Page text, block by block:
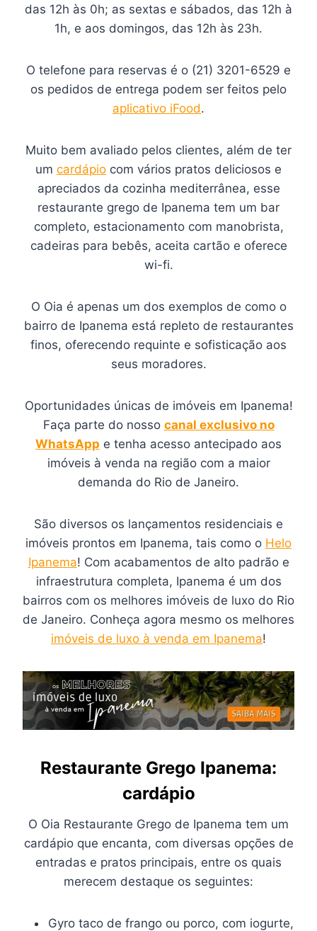
das 12h às 0h; as sextas e sábados, das 12h à
1h, e aos domingos, das 12h às 23h.
O telefone para reservas é o (21) 3201-6529 e
os pedidos de entrega podem ser feitos pelo
aplicativo iFood.
Muito bem avaliado pelos clientes, além de ter
um cardápio com vários pratos deliciosos e
apreciados da cozinha mediterrânea, esse
restaurante grego de Ipanema tem um bar
completo, estacionamento com manobrista,
cadeiras para bebês, aceita cartão e oferece
wi-fi.
O Oia é apenas um dos exemplos de como o
bairro de Ipanema está repleto de restaurantes
finos, oferecendo requinte e sofisticação aos
seus moradores.
Oportunidades únicas de imóveis em Ipanema!
Faça parte do nosso canal exclusivo no
WhatsApp e tenha acesso antecipado aos
imóveis à venda na região com a maior
demanda do Rio de Janeiro.
São diversos os lançamentos residenciais e
imóveis prontos em Ipanema, tais como o Helo
Ipanema! Com acabamentos de alto padrão e
infraestrutura completa, Ipanema é um dos
bairros com os melhores imóveis de luxo do Rio
de Janeiro. Conheça agora mesmo os melhores
imóveis de luxo à venda em Ipanema!
Restaurante Grego Ipanema:
cardápio
O Oia Restaurante Grego de Ipanema tem um
cardápio que encanta, com diversas opções de
entradas e pratos principais, entre os quais
merecem destaque os seguintes:
Gyro taco de frango ou porco, com iogurte,